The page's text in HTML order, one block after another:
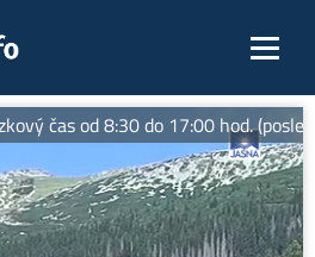
čas od 8:30 do 17:00 hod.